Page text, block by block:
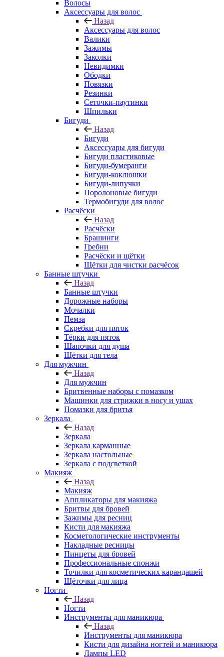
Волосы
Аксессуары для волос
Назад
Аксессуары для волос
Валики
Зажимы
Заколки
Невидимки
Ободки
Повязки
Резинки
Сеточки-паутинки
Шпильки
Бигуди
Назад
Бигуди
Аксессуары для бигуди
Бигуди пластиковые
Бигуди-бумеранги
Бигуди-коклюшки
Бигуди-липучки
Поролоновые бигуди
Термобигуди для волос
Расчёски
Назад
Расчёски
Брашинги
Гребни
Расчёски и щётки
Щётки для чистки расчёсок
Банные штучки
Назад
Банные штучки
Дорожные наборы
Мочалки
Пемза
Скребки для пяток
Тёрки для пяток
Шапочки для душа
Щётки для тела
Для мужчин
Назад
Для мужчин
Бритвенные наборы с помазком
Машинки для стрижки в носу и ушах
Помазки для бритья
Зеркала
Назад
Зеркала
Зеркала карманные
Зеркала настольные
Зеркала с подсветкой
Макияж
Назад
Макияж
Аппликаторы для макияжа
Бритвы для бровей
Зажимы для ресниц
Кисти для макияжа
Косметологические инструменты
Накладные ресницы
Пинцеты для бровей
Профессиональные спонжи
Точилки для косметических карандашей
Щёточки для лица
Ногти
Назад
Ногти
Инструменты для маникюра
Назад
Инструменты для маникюра
Кисти для дизайна ногтей и маникюра
Лампы LED